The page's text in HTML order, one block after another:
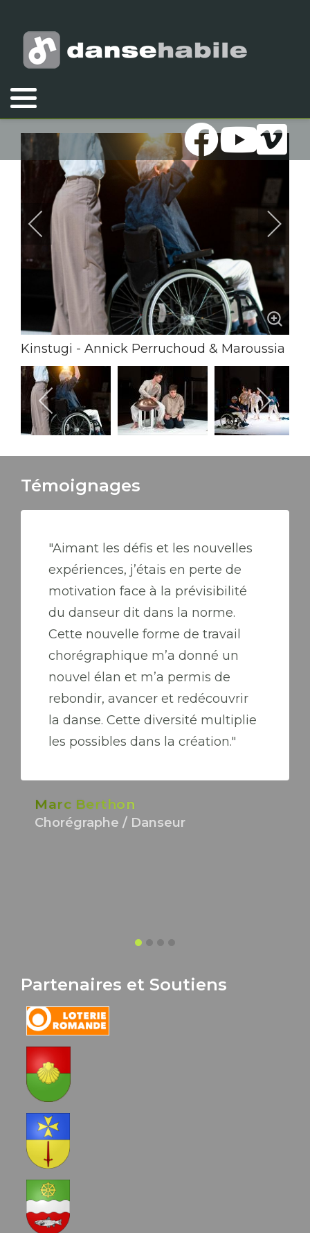
Vous êtes ici :
2022
Kinstugi - Annick Perruchoud & Maroussia
Ehrnrooth Crédit photo: Lancelot Radovic
Témoignages
"Aimant les défis et les nouvelles
expériences, j’étais en perte de
motivation face à la prévisibilité
du danseur dit dans la norme.
Cette nouvelle forme de travail
chorégraphique m’a donné un
nouvel élan et m’a permis de
rebondir, avancer et redécouvrir
la danse. Cette diversité multiplie
les possibles dans la création."
Marc Berthon
Chorégraphe / Danseur
Partenaires et Soutiens